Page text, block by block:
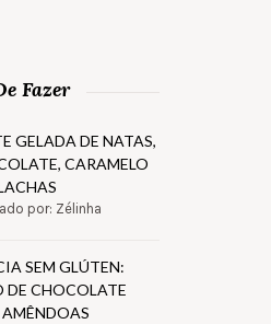
Fazer
GELADA DE NATAS,
CARAMELO
por: Zélinha
SEM GLÚTEN:
DE CHOCOLATE